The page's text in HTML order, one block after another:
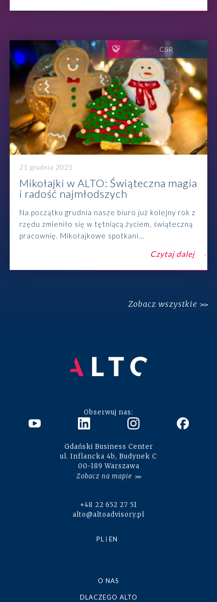
CSR
21 grudnia 2025
Mikołajki w ALTO: Świąteczna magia
i radość najmłodszych
Na początku grudnia nasze biuro już kolejny rok z
rzędu zmieniło się w tętniącą życiem, świąteczną
pracownię. Mikołajkowe spotkani...
Czytaj dalej
Zobacz wszystkie
Obserwuj nas:
Gdański Business Center
ul. Inflancka 4b, Budynek C
00-189 Warszawa
Zobacz na mapie
+48 22 652 27 51
alto@altoadvisory.pl
PL EN
O NAS
DLACZEGO ALTO